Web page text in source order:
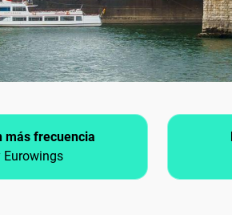
más frecuencia
Eurowings